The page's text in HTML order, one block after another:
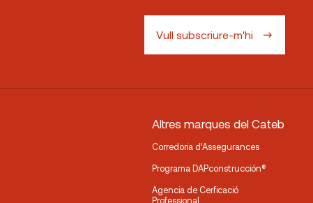
Vull subscriure-m'hi
Altres marques del Cateb
Corredoria d’Assegurances
Programa DAPconstrucción®
Agencia de Cerficació
Professional